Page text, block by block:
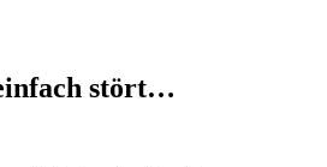
stört…